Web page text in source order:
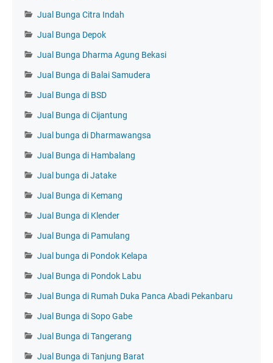
Jual Bunga Citra Indah
Jual Bunga Depok
Jual Bunga Dharma Agung Bekasi
Jual Bunga di Balai Samudera
Jual Bunga di BSD
Jual Bunga di Cijantung
Jual bunga di Dharmawangsa
Jual Bunga di Hambalang
Jual bunga di Jatake
Jual Bunga di Kemang
Jual Bunga di Klender
Jual Bunga di Pamulang
Jual bunga di Pondok Kelapa
Jual Bunga di Pondok Labu
Jual Bunga di Rumah Duka Panca Abadi Pekanbaru
Jual Bunga di Sopo Gabe
Jual Bunga di Tangerang
Jual Bunga di Tanjung Barat